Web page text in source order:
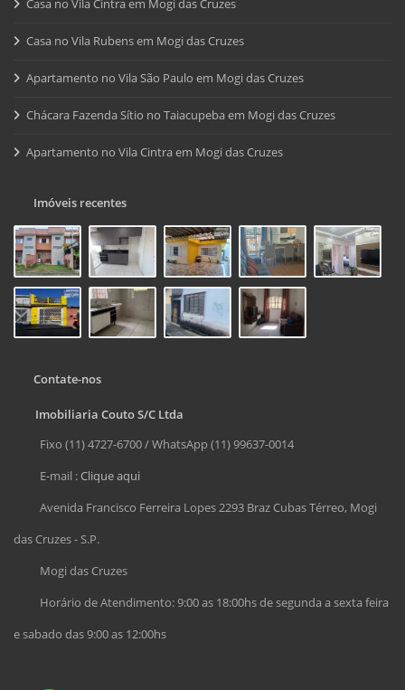
Casa no Vila Cintra em Mogi das Cruzes
Casa no Vila Rubens em Mogi das Cruzes
Apartamento no Vila São Paulo em Mogi das Cruzes
Chácara Fazenda Sítio no Taiacupeba em Mogi das Cruzes
Apartamento no Vila Cintra em Mogi das Cruzes
Imóveis recentes
Contate-nos
Imobiliaria Couto S/C Ltda
Fixo (11) 4727-6700 / WhatsApp (11) 99637-0014
E-mail :Clique aqui
Avenida Francisco Ferreira Lopes 2293 Braz Cubas Térreo, Mogi
das Cruzes - S.P.
Mogi das Cruzes
Horário de Atendimento: 9:00 as 18:00hs de segunda a sexta feira
e sabado das 9:00 as 12:00hs